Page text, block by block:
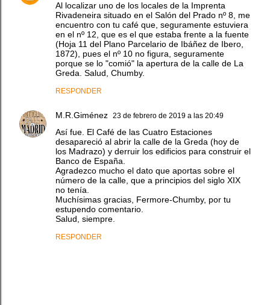
Al localizar uno de los locales de la Imprenta
Rivadeneira situado en el Salón del Prado nº 8, me
encuentro con tu café que, seguramente estuviera
en el nº 12, que es el que estaba frente a la fuente
(Hoja 11 del Plano Parcelario de Ibáñez de Ibero,
1872), pues el nº 10 no figura, seguramente
porque se lo "comió" la apertura de la calle de La
Greda. Salud, Chumby.
RESPONDER
M.R.Giménez 23 de febrero de 2019 a las 20:49
Así fue. El Café de las Cuatro Estaciones
desapareció al abrir la calle de la Greda (hoy de
los Madrazo) y derruir los edificios para construir el
Banco de España.
Agradezco mucho el dato que aportas sobre el
número de la calle, que a principios del siglo XIX
no tenía.
Muchísimas gracias, Fermore-Chumby, por tu
estupendo comentario.
Salud, siempre.
RESPONDER